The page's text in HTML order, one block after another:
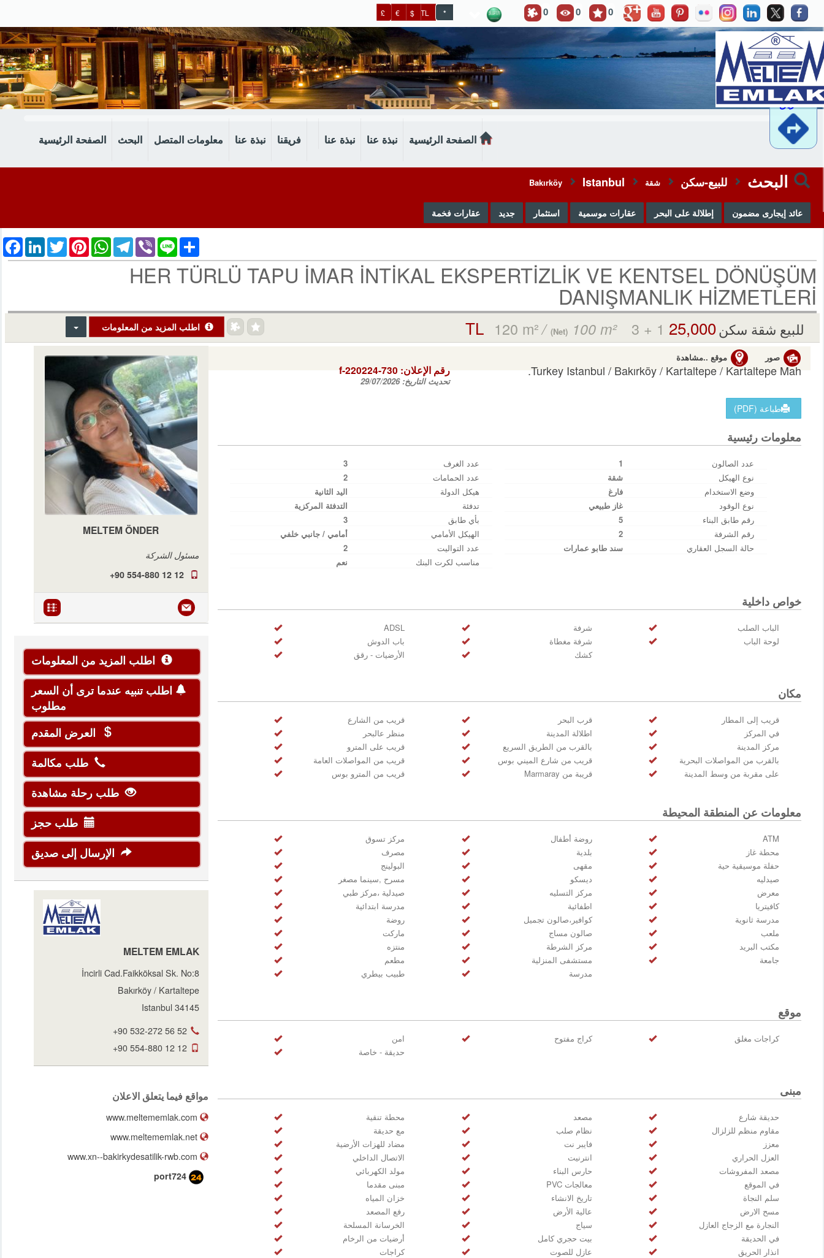
0
0
0
*
TL
$
€
£
موقع
..مشاهدة
وصفة
الطريق
الصفحة الرئيسية نبذة عنا نبذة عنا فريقنا نبذة عنا معلومات المتصل البحث الصفحة الرئيسية
البحث للبيع-سكن شقة Istanbul
Bakırköy
عائد إيجارى مضمون إطلالة على البحر عقارات موسمية استثمار جديد عقارات فخمة
LinkedInTwitterPinterestWhatsAppTelegram Viber Line Share
HER TÜRLÜ TAPU İMAR İNTİKAL EKSPERTİZLİK VE KENTSEL DÖNÜŞÜM
DANIŞMANLIK HİZMETLERİ
للبيع شقة سكن25,000 TL
120 m²/ (Net)100 m² 3 + 1 اطلب المزيد من المعلومات
صور موقع ..مشاهدة
Turkey Istanbul / Bakırköy/ Kartaltepe/ Kartaltepe Mah. رقم الإعلان: f-220224-730
تحديث التاريخ:29/07/2026
طباعة (PDF)
معلومات رئيسية
عدد الغرف 3 عدد الصالون
1
عدد الحمامات
2 نوع الهيكل
شقة
هيكل الدولة
اليد الثانية وضع الاستخدام
فارغ
تدفئة
التدفئة المركزية نوع الوقود
غاز طبيعي
بأي طابق
3 رقم طابق البناء
5
الهيكل الأمامي
أمامي / جانبي خلفي رقم الشرفة
2
عدد التواليت
2 حالة السجل العقاري
سند طابو عمارات
مناسب لكرت البنك
نعم
خواص داخلية
ADSL شرفة
الباب الصلب
باب الدوش
شرفة مغطاة
لوحة الباب
الأرضيات - رقق
كشك
مكان
قريب من الشارع قرب البحر
قريب إلى المطار
منظر عالبحر
اطلالة المدينة
في المركز
قريب على المترو
بالقرب من الطريق السريع
مركز المدينة
قريب من المواصلات العامة
قريب من شارع الميني بوس
بالقرب من المواصلات البحرية
قريب من المترو بوس
قريبة من Marmaray على مقربة من وسط المدينة
معلومات عن المنطقة المحيطة
مركز تسوق روضة أطفال
ATM
مصرف
بلدية
محطة غاز
البولينج
مقهى
حفلة موسيقية حية
مسرح ,سينما مصغر
ديسكو
صيدليه
صيدلية ،مركز طبي
مركز التسليه
معرض
مدرسة ابتدائية
اطفائية
كافيتريا
روضة
كوافير،صالون تجميل
مدرسة ثانوية
ماركت
صالون مساج
ملعب
منتزه
مركز الشرطة
مكتب البريد
مطعم
مستشفى المنزلية
جامعة
طبيب بيطري
مدرسة
موقع
امن كراج مفتوح
كراجات مغلق
حديقة - خاصة
مبنى
محطة تنقية مصعد
حديقة شارع
مع حديقة
نظام صلب
مقاوم منظم للزلزال
مضاد للهزات الأرضية
فايبر نت
معزز
الاتصال الداخلي
انترنيت
العزل الحراري
مولد الكهربائي
حارس البناء
مصعد المفروشات
مبنى مقدما
معالجات PVC
في الموقع
خزان المياه
تاريخ الانشاء
سلم النجاة
رفع المصعد
عالية الأرض
مسح الارض
الخرسانة المسلحة
سياج
النجارة مع الزجاج العازل
أرضيات من الرخام
بيت حجري كامل
في الحديقة
كراجات
عازل للصوت انذار الحريق
MELTEM ÖNDER
مسئول الشركة
+90 554-880 12 12
اطلب المزيد من المعلومات
اطلب تنبيه عندما ترى أن السعر
مطلوب
العرض المقدم
طلب مكالمة
طلب رحلة مشاهدة
طلب حجز
الإرسال إلى صديق
MELTEM EMLAK
İncirli Cad.Faikköksal Sk. No:8
Bakırköy / Kartaltepe
34145 Istanbul
+90 532-272 56 52
+90 554-880 12 12
مواقع فيما يتعلق الاعلان
www.meltememlak.net
port724